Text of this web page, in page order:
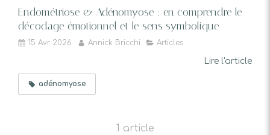
Endométriose & Adénomyose : en comprendre le
décodage émotionnel et le sens symbolique
15 Avr 2026 Annick Bricchi Articles
Lire l'article
adénomyose
1 article